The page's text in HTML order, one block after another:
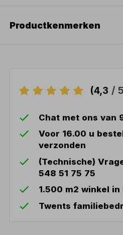
Productkenmerken
(4,3 / 5
Chat met ons van
Voor 16.00 u
verzonden
(Technische)
548 51 75 75
1.500 m2 winkel in
Twents